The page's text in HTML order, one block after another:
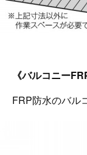
《バルコニー
FRP防水のバル